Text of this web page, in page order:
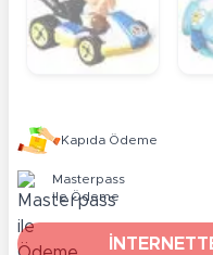
Kapıda Ödeme
Masterpass
ile Ödeme